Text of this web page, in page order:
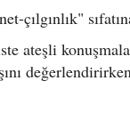
çılgınlık"
ateşli